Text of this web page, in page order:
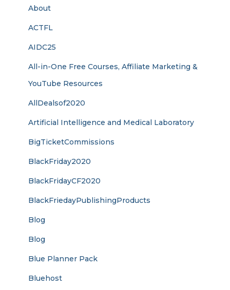
About
ACTFL
AIDC25
All-in-One Free Courses, Affiliate Marketing &
YouTube Resources
AllDealsof2020
Artificial Intelligence and Medical Laboratory
BigTicketCommissions
BlackFriday2020
BlackFridayCF2020
BlackFriedayPublishingProducts
Blog
Blog
Blue Planner Pack
Bluehost